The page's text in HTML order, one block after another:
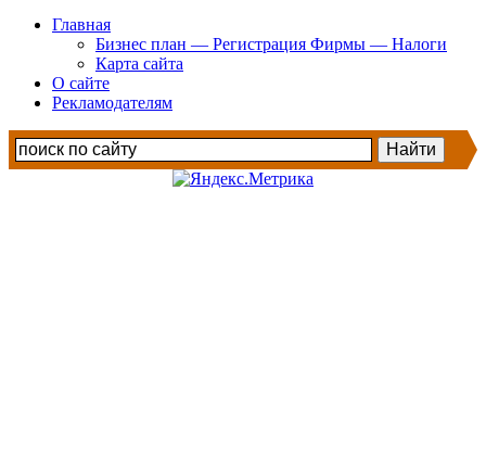
Главная
Бизнес план — Регистрация Фирмы — Налоги
Карта сайта
О сайте
Рекламодателям